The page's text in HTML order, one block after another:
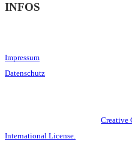
INFOS
Impressum
Datenschutz
Creative
International License.